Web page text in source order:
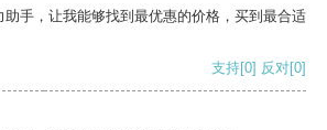
手，让我能够找到最优惠的价格，买到最合适
支持[0] 反对[0]